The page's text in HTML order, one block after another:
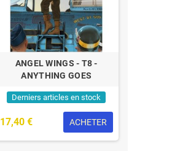
ANGEL WINGS - T8 -
ANYTHING GOES
Derniers articles en stock
17,40 € ACHETER